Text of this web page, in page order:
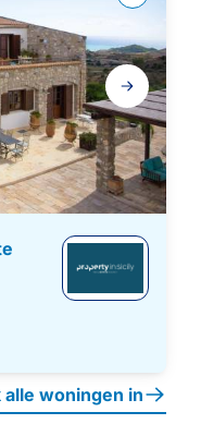
alle woningen in